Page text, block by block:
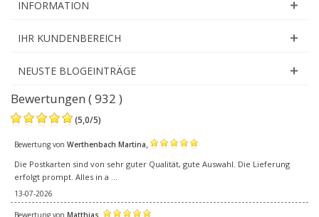
INFORMATION
IHR KUNDENBEREICH
NEUSTE BLOGEINTRÄGE
Bewertungen ( 932 )
(5,0/5)
Bewertung von Werthenbach Martina,
Die Postkarten sind von sehr guter Qualität, gute Auswahl. Die Lieferung
erfolgt prompt. Alles in a ...
13-07-2026
Bewertung von Matthias